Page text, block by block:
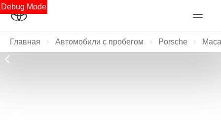
Debug Mode
Главная Автомобили с пробегом Porsche